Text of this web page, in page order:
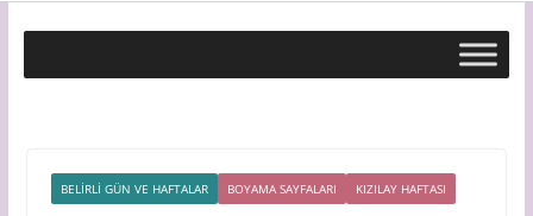
BELİRLİ GÜN VE HAFTALAR BOYAMA SAYFALARI KIZILAY HAFTASI